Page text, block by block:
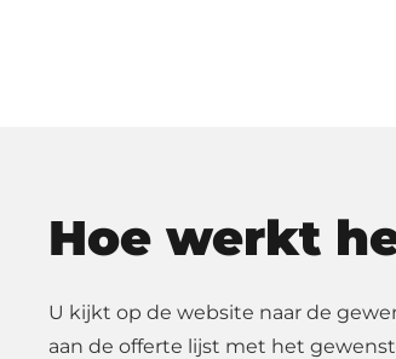
Hoe werkt
U kijkt op de website naar de
aan de offerte lijst met het